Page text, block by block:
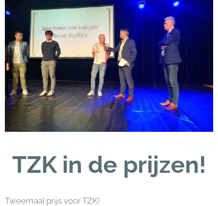
TZK in de prijzen!
Tweemaal prijs voor TZK!